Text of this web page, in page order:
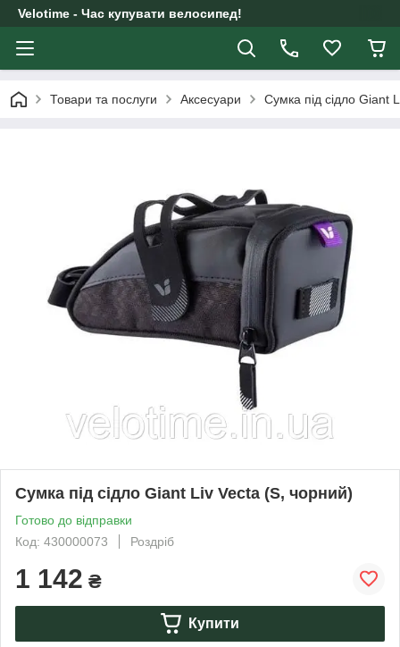
Velotime - Час купувати велосипед!
Товари та послуги Аксесуари Сумка під сідло Giant
Сумка під сідло Giant Liv Vecta (S, чорний)
Готово до відправки
Код: 430000073
Роздріб
1 142 ₴
Купити